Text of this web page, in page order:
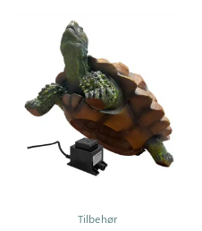
Tilbehør